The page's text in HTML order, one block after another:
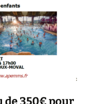
de 350€ pour